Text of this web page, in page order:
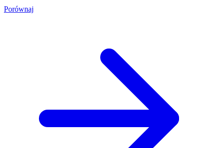
Porównaj